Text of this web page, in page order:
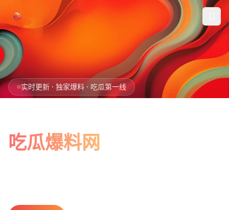
首页
今日爆料
实时更新 · 独家爆料 · 吃瓜第一线
吃瓜爆料网